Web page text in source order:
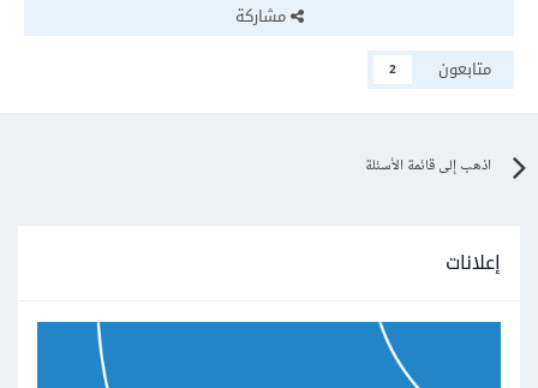
مشاركة
متابعون
2
اذهب إلى قائمة الأسئلة
إعلانات